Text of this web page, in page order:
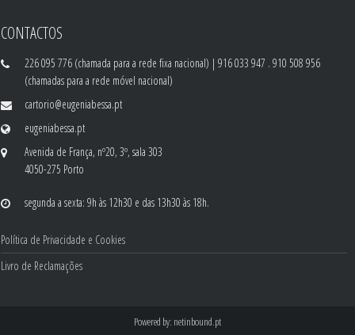
CONTACTOS
226 095 776 (chamada para a rede fixa nacional) | 916 033 947 . 910 508 956
(chamadas para a rede móvel nacional)
cartorio@eugeniabessa.pt
eugeniabessa.pt
Avenida de França, nº20, 3º, sala 303
4050-275 Porto
segunda a sexta: 9h às 12h30 e das 13h30 às 18h.
Política de Privacidade e Cookies
Livro de Reclamações
Powered by: netinbound.pt